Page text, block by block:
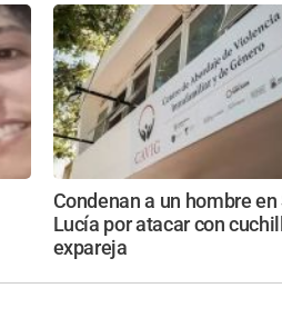
Condenan a un hombre en
Lucía por atacar con
expareja